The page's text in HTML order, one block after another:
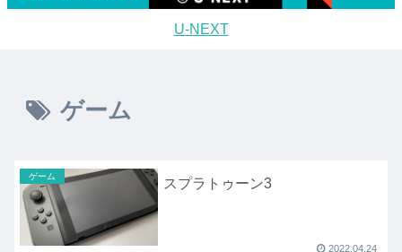
U-NEXT
ゲーム
ゲーム スプラトゥーン3
2022.04.24